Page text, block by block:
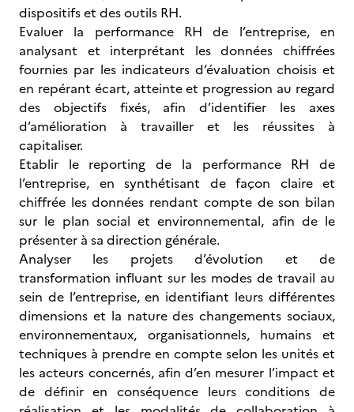
dispositifs et des outils RH.
Evaluer la performance RH de l’entreprise, en
analysant et interprétant les données chiffrées
fournies par les indicateurs d’évaluation choisis et
en repérant écart, atteinte et progression au regard
des objectifs fixés, afin d’identifier les axes
d’amélioration à travailler et les réussites à
capitaliser.
Etablir le reporting de la performance RH de
l’entreprise, en synthétisant de façon claire et
chiffrée les données rendant compte de son bilan
sur le plan social et environnemental, afin de le
présenter à sa direction générale.
Analyser les projets d’évolution et de
transformation influant sur les modes de travail au
sein de l’entreprise, en identifiant leurs différentes
dimensions et la nature des changements sociaux,
environnementaux, organisationnels, humains et
techniques à prendre en compte selon les unités et
les acteurs concernés, afin d’en mesurer l’impact et
de définir en conséquence leurs conditions de